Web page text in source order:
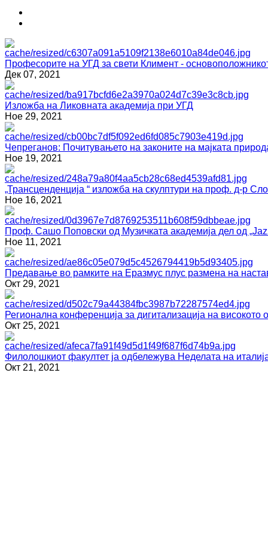
Професорите на УГД за свети Климент -
Дек 07, 2021
Изложба на Ликовната академија при УГД
Ное 29, 2021
Чепреганов: Почитувањето на законите на мајката
Ное 19, 2021
„Трансценденција “ изложба на скулптури на проф. д-р
Ное 16, 2021
Проф. Сашо Поповски од Музичката академија дел од
Ное 11, 2021
Предавање во рамките на Еразмус плус размена на
Окт 29, 2021
Регионална конференција за дигитализација на високото
Окт 25, 2021
Филолошкиот факултет ја одбележува Неделата на
Окт 21, 2021